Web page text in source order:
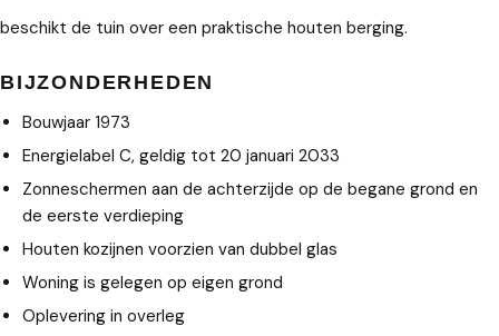
beschikt de tuin over een praktische houten berging.
BIJZONDERHEDEN
Bouwjaar 1973
Energielabel C, geldig tot 20 januari 2033
Zonneschermen aan de achterzijde op de begane grond en
de eerste verdieping
Houten kozijnen voorzien van dubbel glas
Woning is gelegen op eigen grond
Oplevering in overleg